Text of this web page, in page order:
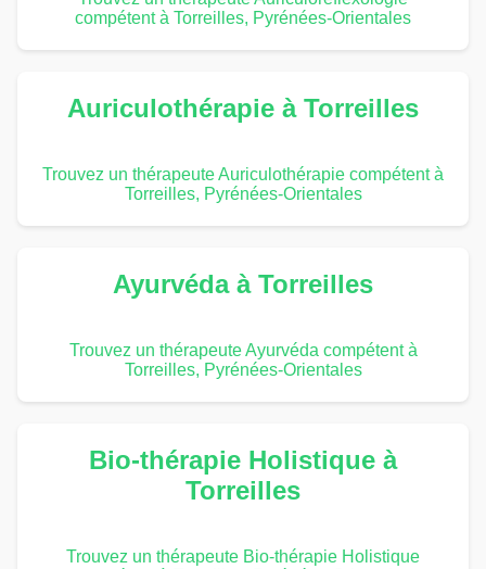
compétent à Torreilles, Pyrénées-Orientales
Auriculothérapie à Torreilles
Trouvez un thérapeute Auriculothérapie compétent à
Torreilles, Pyrénées-Orientales
Ayurvéda à Torreilles
Trouvez un thérapeute Ayurvéda compétent à
Torreilles, Pyrénées-Orientales
Bio-thérapie Holistique à
Torreilles
Trouvez un thérapeute Bio-thérapie Holistique